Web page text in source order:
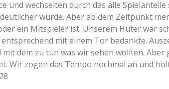
und wechselten durch das alle
wurde. Aber ab dem Zeitpunkt
ein Mitspieler ist. Unserem Hüter war
mit einem Tor bedankte.
dem zu tun was wir sehen wollten.
Wir zogen das Tempo nochmal an und